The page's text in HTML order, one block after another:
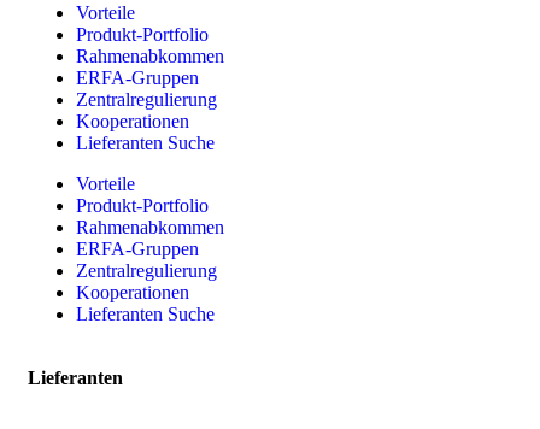
Vorteile
Produkt-Portfolio
Rahmenabkommen
ERFA-Gruppen
Zentralregulierung
Kooperationen
Lieferanten Suche
Vorteile
Produkt-Portfolio
Rahmenabkommen
ERFA-Gruppen
Zentralregulierung
Kooperationen
Lieferanten Suche
Lieferanten